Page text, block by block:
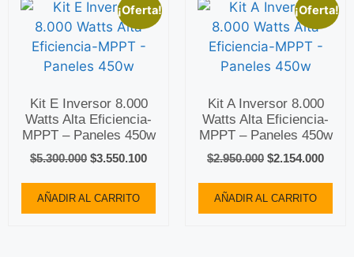
¡Oferta!
Kit E Inversor 8.000
Watts Alta Eficiencia-
MPPT – Paneles 450w
$5.300.000 $3.550.100
AÑADIR AL CARRITO
¡Oferta!
Kit A Inversor 8.000
Watts Alta Eficiencia-
MPPT – Paneles 450w
$2.950.000 $2.154.000
AÑADIR AL CARRITO